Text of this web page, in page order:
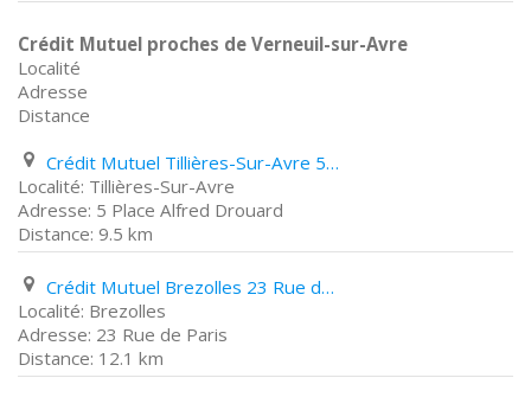
Crédit Mutuel proches de Verneuil-sur-Avre
Localité
Adresse
Distance
Crédit Mutuel Tillières-Sur-Avre 5 Place Alfred Drouard
Tillières-Sur-Avre
5 Place Alfred Drouard
9.5 km
Crédit Mutuel Brezolles 23 Rue de Paris
Brezolles
23 Rue de Paris
12.1 km